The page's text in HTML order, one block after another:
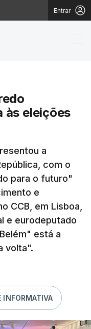
Entrar
às eleições
a
com o
para o futuro"
e
CCB, em Lisboa,
e eurodeputado
está a
volta".
INFORMATIVA